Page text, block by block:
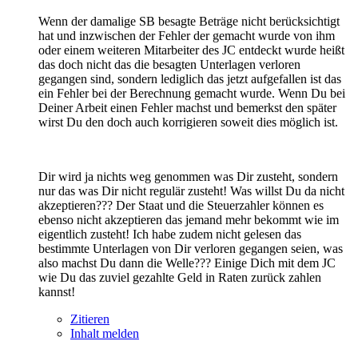
Wenn der damalige SB besagte Beträge nicht berücksichtigt
hat und inzwischen der Fehler der gemacht wurde von ihm
oder einem weiteren Mitarbeiter des JC entdeckt wurde heißt
das doch nicht das die besagten Unterlagen verloren
gegangen sind, sondern lediglich das jetzt aufgefallen ist das
ein Fehler bei der Berechnung gemacht wurde. Wenn Du bei
Deiner Arbeit einen Fehler machst und bemerkst den später
wirst Du den doch auch korrigieren soweit dies möglich ist.
Dir wird ja nichts weg genommen was Dir zusteht, sondern
nur das was Dir nicht regulär zusteht! Was willst Du da nicht
akzeptieren??? Der Staat und die Steuerzahler können es
ebenso nicht akzeptieren das jemand mehr bekommt wie im
eigentlich zusteht! Ich habe zudem nicht gelesen das
bestimmte Unterlagen von Dir verloren gegangen seien, was
also machst Du dann die Welle??? Einige Dich mit dem JC
wie Du das zuviel gezahlte Geld in Raten zurück zahlen
kannst!
Zitieren
Inhalt melden